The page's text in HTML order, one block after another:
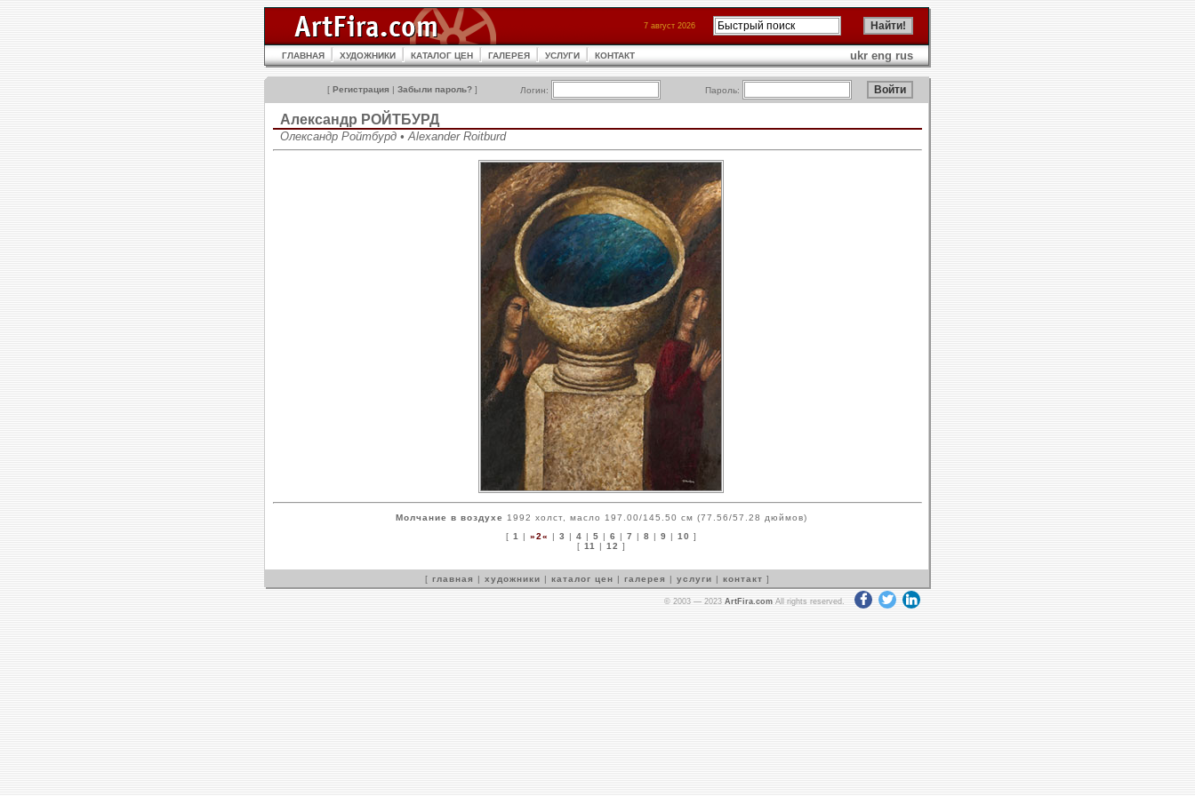
7 август 2026
ГЛАВНАЯ ХУДОЖНИКИ КАТАЛОГ ЦЕН ГАЛЕРЕЯ УСЛУГИ КОНТАКТ ukr eng rus
[ Регистрация | Забыли пароль? ] Логин: Пароль:
Александр РОЙТБУРД
Олександр Ройтбурд • Alexander Roitburd
Молчание в воздухе
1992 холст, масло 197.00/145.50 см (77.56/57.28 дюймов)
[ 1 | »2« | 3 | 4 | 5 | 6 | 7 | 8 | 9 | 10 ]
[ 11 | 12 ]
[ главная | художники | каталог цен | галерея | услуги | контакт ]
© 2003 — 2023 ArtFira.com All rights reserved.